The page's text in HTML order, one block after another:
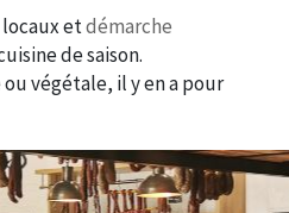
etdémarche
de saison.
végétale, il y en a pour